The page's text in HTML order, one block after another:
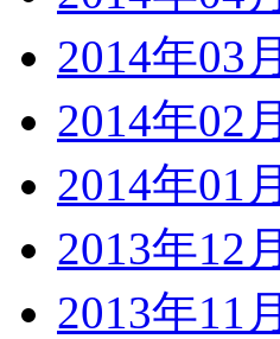
2014年03月
2014年02月
2014年01月
2013年12月
2013年11月